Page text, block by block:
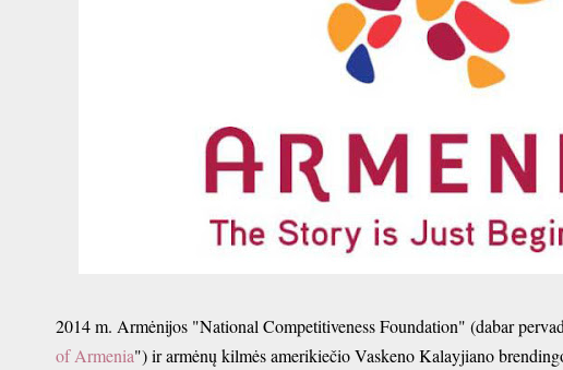
2014 m. Armėnijos "National Competitiveness Foundation" (dabar
of Armenia") ir armėnų kilmės amerikiečio Vaskeno Kalayjiano